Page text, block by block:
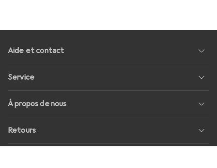
Aide et contact
Service
À propos de nous
Retours